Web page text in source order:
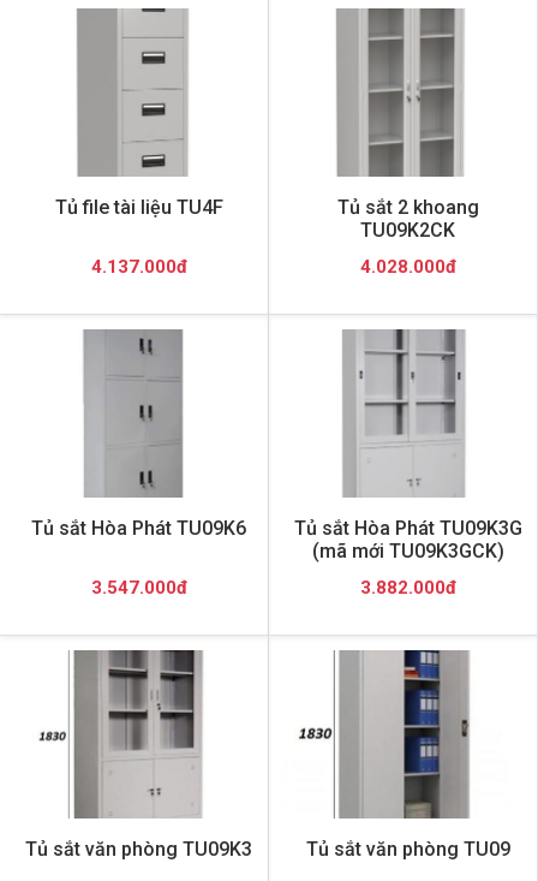
Tủ file tài liệu TU4F
4.137.000đ
Tủ sắt 2 khoang
TU09K2CK
4.028.000đ
Tủ sắt Hòa Phát TU09K6
3.547.000đ
Tủ sắt Hòa Phát TU09K3G
(mã mới TU09K3GCK)
3.882.000đ
Tủ sắt văn phòng TU09K3 Tủ sắt văn phòng TU09